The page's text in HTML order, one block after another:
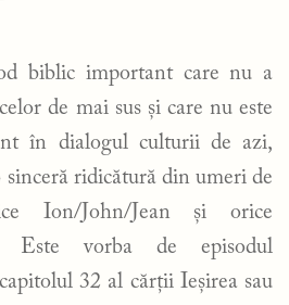
biblic important care nu a
de mai sus și care nu este
în dialogul culturii de azi,
ridicătură din umeri de
Ion/John/Jean și orice
Este vorba de episodul
32 al cărții Ieșirea sau